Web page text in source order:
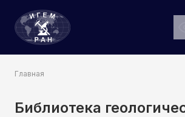
ИГЕМ РАН
Главная
Библиотека